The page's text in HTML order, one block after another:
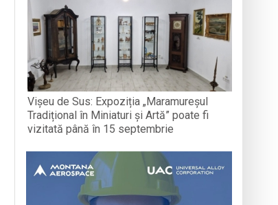
Vișeu de Sus: Expoziția „Maramureșul
Tradițional în Miniaturi și Artă” poate fi
vizitată până în 15 septembrie